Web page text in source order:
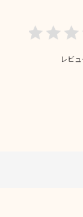
レビ